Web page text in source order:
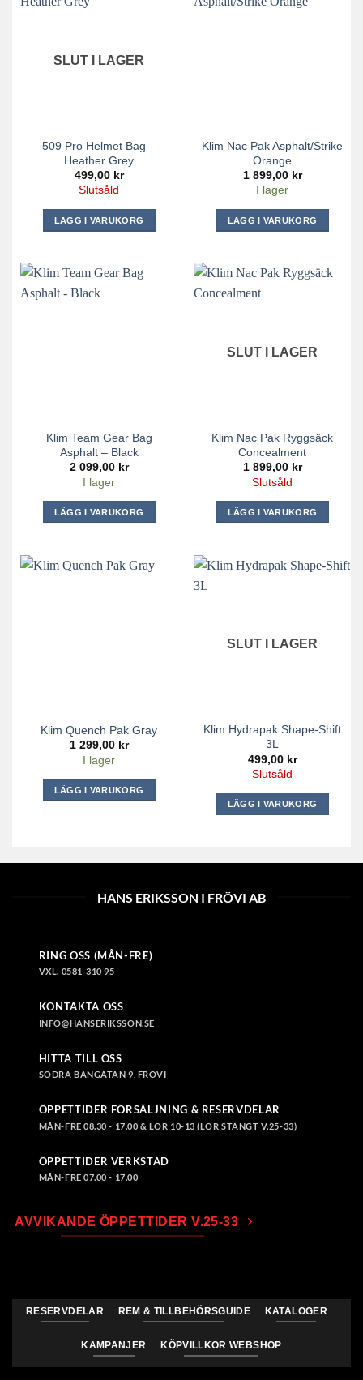
SLUT I LAGER
509 Pro Helmet Bag –
Heather Grey
499,00 kr
Slutsåld
LÄGG I VARUKORG
Klim Nac Pak Asphalt/Strike
Orange
1 899,00 kr
I lager
LÄGG I VARUKORG
Klim Team Gear Bag
Asphalt – Black
2 099,00 kr
I lager
LÄGG I VARUKORG
SLUT I LAGER
Klim Nac Pak Ryggsäck
Concealment
1 899,00 kr
Slutsåld
LÄGG I VARUKORG
Klim Quench Pak Gray
1 299,00 kr
I lager
LÄGG I VARUKORG
SLUT I LAGER
Klim Hydrapak Shape-Shift
3L
499,00 kr
Slutsåld
LÄGG I VARUKORG
HANS ERIKSSON I FRÖVI AB
RING OSS (MÅN-FRE)
VXL. 0581-310 95
KONTAKTA OSS
INFO@HANSERIKSSON.SE
HITTA TILL OSS
SÖDRA BANGATAN 9, FRÖVI
ÖPPETTIDER FÖRSÄLJNING & RESERVDELAR
MÅN-FRE 08.30 - 17.00 & LÖR 10-13 (LÖR STÄNGT V.25-33)
ÖPPETTIDER VERKSTAD
MÅN-FRE 07.00 - 17.00
AVVIKANDE ÖPPETTIDER V.25-33
RESERVDELAR REM & TILLBEHÖRSGUIDE KATALOGER
KAMPANJER KÖPVILLKOR WEBSHOP